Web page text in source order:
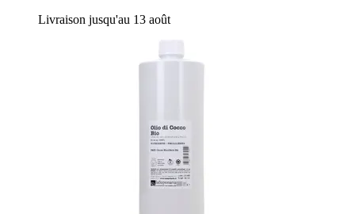
Livraison jusqu'au 13 août